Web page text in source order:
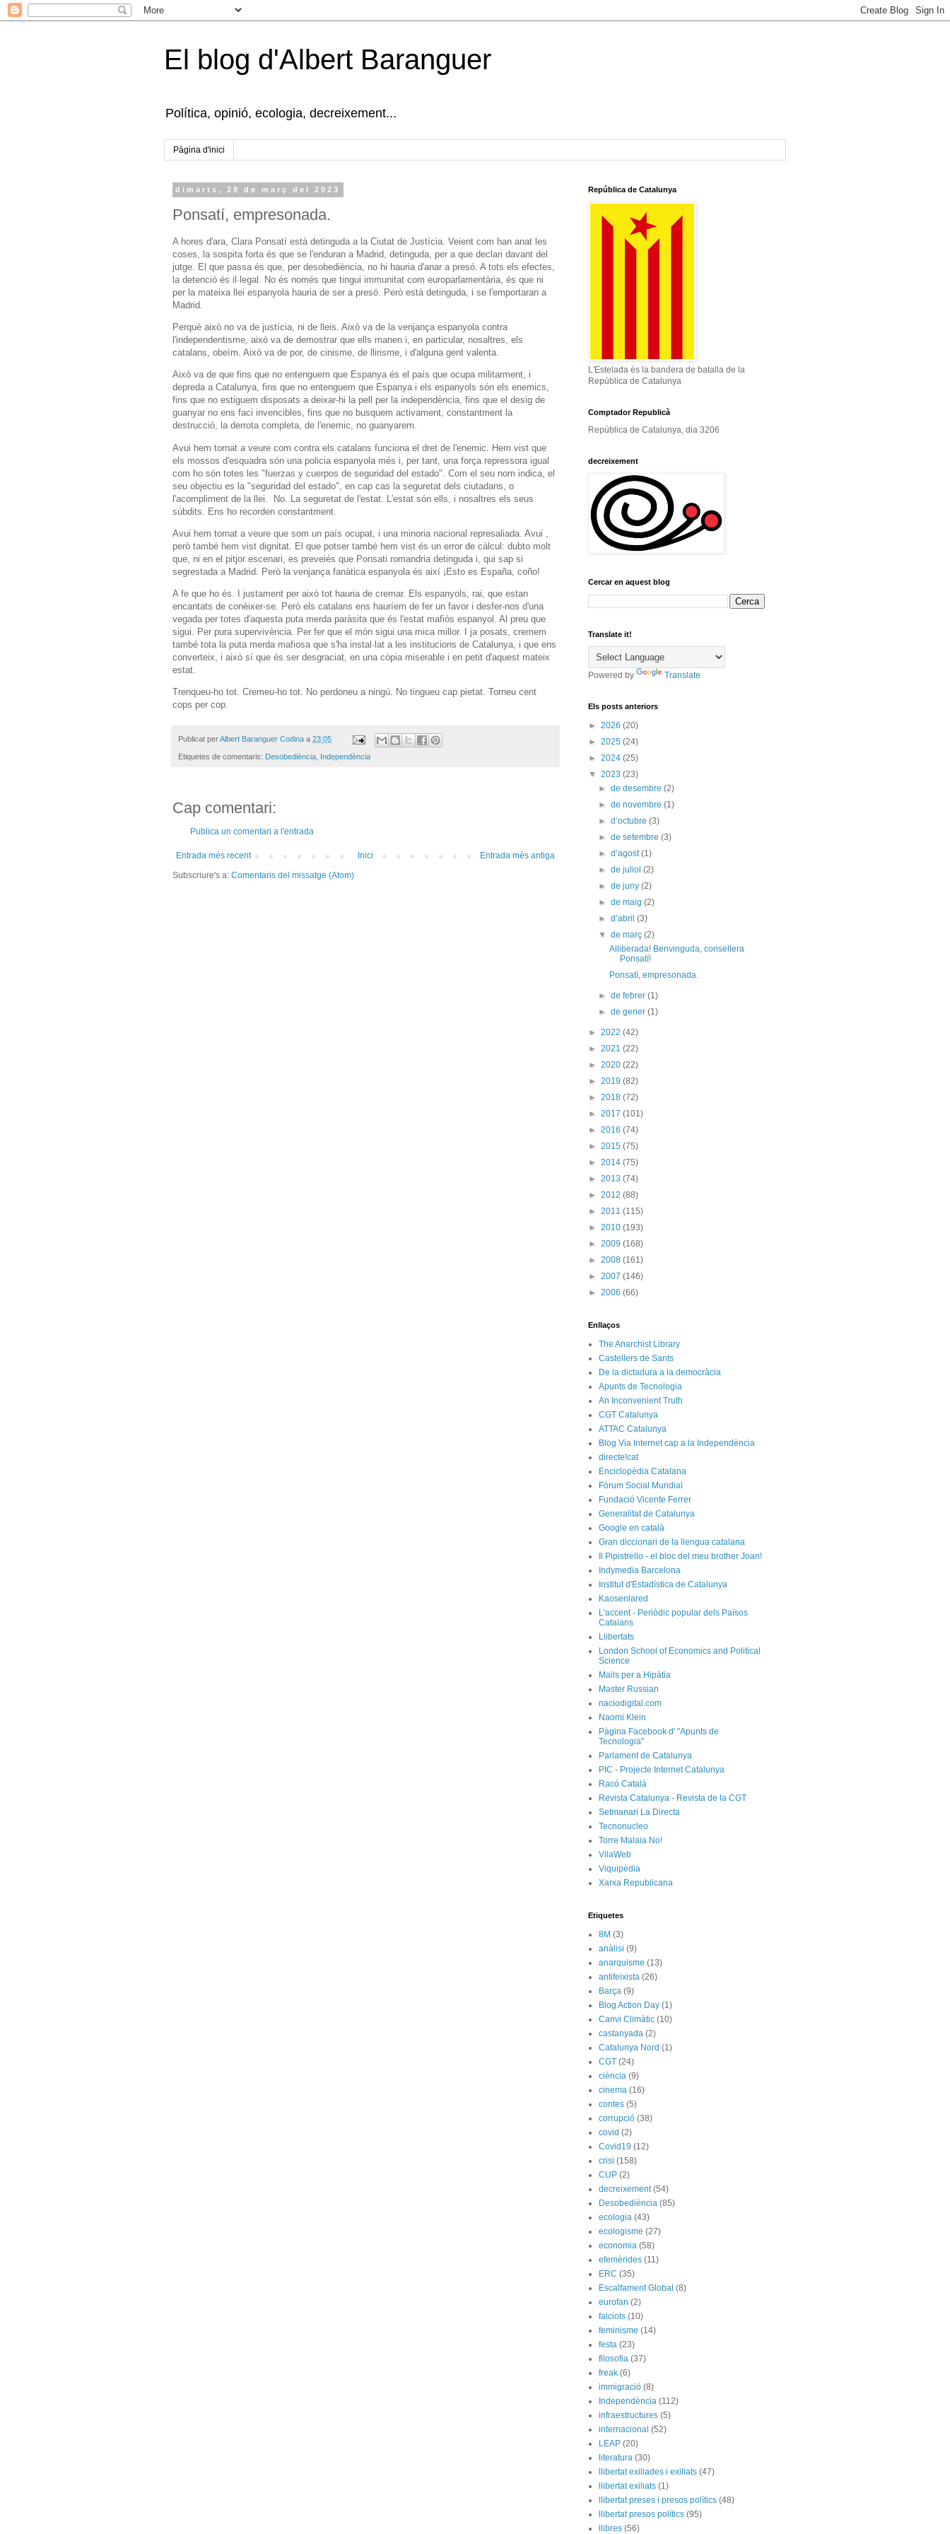
El blog d'Albert Baranguer
Política, opinió, ecologia, decreixement...
Pàgina d'inici
dimarts, 28 de març del 2023
Ponsatí, empresonada.
A hores d'ara, Clara Ponsatí està detinguda a la Ciutat de Justícia. Veient com han anat les
coses, la sospita forta és que se l'enduran a Madrid, detinguda, per a que declari davant del
jutge. El que passa és que, per desobediència, no hi hauria d'anar a presó. A tots els efectes,
la detenció és il·legal. No és només que tingui immunitat com europarlamentària, és que ni
per la mateixa llei espanyola hauria de ser a presó. Però està detinguda, i se l'emportaran a
Madrid.
Perquè això no va de justícia, ni de lleis. Això va de la venjança espanyola contra
l'independentisme, això va de demostrar que ells manen i, en particular, nosaltres, els
catalans, obeïm. Això va de por, de cinisme, de llirisme, i d'alguna gent valenta.
Això va de que fins que no entenguem que Espanya és el país que ocupa militarment, i
depreda a Catalunya, fins que no entenguem que Espanya i els espanyols són els enemics,
fins que no estiguem disposats a deixar-hi la pell per la independència, fins que el desig de
guanyar no ens faci invencibles, fins que no busquem activament, constantment la
destrucció, la derrota completa, de l'enemic, no guanyarem.
Avui hem tornat a veure com contra els catalans funciona el dret de l'enemic. Hem vist que
els mossos d'esquadra són una policia espanyola més i, per tant, una força repressora igual
com ho són totes les "fuerzas y cuerpos de seguridad del estado". Com el seu nom indica, el
seu objectiu es la "seguridad del estado", en cap cas la seguretat dels ciutadans, o
l'acompliment de la llei. No. La seguretat de l'estat. L'estat són ells, i nosaltres els seus
súbdits. Ens ho recorden constantment.
Avui hem tornat a veure que som un país ocupat, i una minoria nacional represaliada. Avui ,
però també hem vist dignitat. El que potser també hem vist és un error de càlcul: dubto molt
que, ni en el pitjor escenari, es preveiés que Ponsati romandria detinguda i, qui sap si
segrestada a Madrid. Però la venjança fanàtica espanyola és així ¡Esto es España, coño!
A fe que ho és. I justament per això tot hauria de cremar. Els espanyols, rai, que estan
encantats de conèixer-se. Però els catalans ens hauríem de fer un favor i desfer-nos d'una
vegada per totes d'aquesta puta merda paràsita que és l'estat mafiós espanyol. Al preu que
sigui. Per pura supervivència. Per fer que el món sigui una mica millor. I ja posats, cremem
també tota la puta merda mafiosa que s'ha instal·lat a les institucions de Catalunya, i que ens
converteix, i això sí que és ser desgraciat, en una còpia miserable i en petit d'aquest mateix
estat.
Trenqueu-ho tot. Cremeu-ho tot. No perdoneu a ningú. No tingueu cap pietat. Torneu cent
cops per cop.
Publicat perAlbert Baranguer Codina a 23:05
Etiquetes de comentaris: Desobediència Independència
Cap comentari:
Publica un comentari a l'entrada
Entrada més recent Entrada més antiga
Inici
Subscriure's a: Comentaris del missatge (Atom)
República de Catalunya
L'Estelada és la bandera de batalla de la
República de Catalunya
Comptador Republicà
República de Catalunya, dia 3206
decreixement
Cercar en aquest blog
Translate it!
Powered by Translate
Els posts anteriors
► 2026 (20)
► 2025 (24)
► 2024 (25)
▼ 2023 (23)
►de desembre(2)
►de novembre(1)
►d’octubre(3)
►de setembre(3)
►d’agost(1)
►de juliol(2)
►de juny(2)
►de maig(2)
►d’abril(3)
▼de març(2)
Alliberada! Benvinguda, consellera
Ponsatí!
Ponsatí, empresonada.
►de febrer(1)
►de gener(1)
► 2022 (42)
► 2021 (22)
► 2020 (22)
► 2019 (82)
► 2018 (72)
► 2017 (101)
► 2016 (74)
► 2015 (75)
► 2014 (75)
► 2013 (74)
► 2012 (88)
► 2011 (115)
► 2010 (193)
► 2009 (168)
► 2008 (161)
► 2007 (146)
► 2006 (66)
Enllaços
The Anarchist Library
Castellers de Sants
De la dictadura a la democràcia
Apunts de Tecnologia
An Inconvenient Truth
CGT Catalunya
ATTAC Catalunya
Blog Via Internet cap a la Independència
directe!cat
Enciclopèdia Catalana
Fòrum Social Mundial
Fundació Vicente Ferrer
Generalitat de Catalunya
Google en català
Gran diccionari de la llengua catalana
Il Pipistrello - el bloc del meu brother Joan!
Indymedia Barcelona
Institut d'Estadística de Catalunya
Kaosenlared
L'accent - Periòdic popular dels Països
Catalans
Llibertats
London School of Economics and Political
Science
Mails per a Hipàtia
Master Russian
naciodigital.com
Naomi Klein
Pàgina Facebook d' "Apunts de
Tecnologia"
Parlament de Catalunya
PIC - Projecte Internet Catalunya
Racó Català
Revista Catalunya - Revista de la CGT
Setmanari La Directa
Tecnonucleo
Torre Malaia No!
VilaWeb
Viquipèdia
Xarxa Republicana
Etiquetes
8M (3)
anàlisi (9)
anarquisme (13)
antifeixista (26)
Barça (9)
Blog Action Day (1)
Canvi Climàtic (10)
castanyada (2)
Catalunya Nord (1)
CGT (24)
ciència (9)
cinema (16)
contes (5)
corrupció (38)
covid (2)
Covid19 (12)
crisi (158)
CUP (2)
decreixement (54)
Desobediència (85)
ecologia (43)
ecologisme (27)
economia (58)
efemèrides (11)
ERC (35)
Escalfament Global (8)
eurofan (2)
falciots (10)
feminisme (14)
festa (23)
filosofia (37)
freak (6)
immigració (8)
Independència (112)
infraestructures (5)
internacional (52)
LEAP (20)
literatura (30)
llibertat exiliades i exiliats (47)
llibertat exiliats (1)
llibertat preses i presos polítics (48)
llibertat presos polítics (95)
llibres (56)